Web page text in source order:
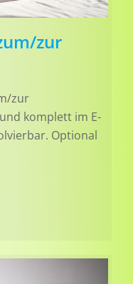
zur
zur
komplett im E-
Optional